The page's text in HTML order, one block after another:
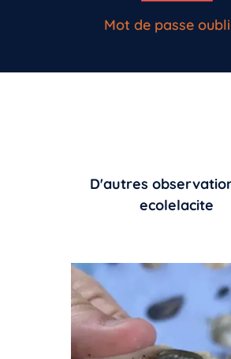
Mot de passe
D'autres
ecolelacite